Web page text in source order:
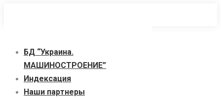
БД “Украина.
МАШИНОСТРОЕНИЕ”
Индекcация
Наши партнеры